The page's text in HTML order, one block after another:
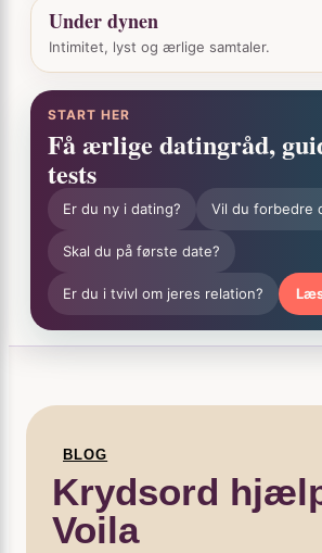
Under dynen
Intimitet, lyst og ærlige samtaler.
START HER
Få ærlige datingråd,
tests
Er du ny i dating? Vil du forbedre
Skal du på første date?
Er du i tvivl om jeres relation?
BLOG
Krydsord
Voila